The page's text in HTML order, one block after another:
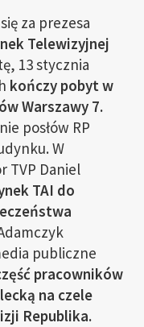
za prezesa
Telewizyjnej
13 stycznia
kończy pobyt w
Warszawy 7.
posłów RP
W
TVP Daniel
TAI do
publiczne
pracowników
na czele
Republika.